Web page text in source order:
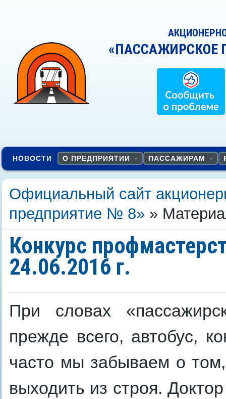
«ПАССАЖИРСКОЕ
НОВОСТИ О ПРЕДПРИЯТИИ ПАССАЖИРАМ
Официальный сайт
предприятие № 8» »
Конкурс
24.06.2016 г.
При словах
прежде всего, автобус,
часто мы забываем о том,
выходить из строя.